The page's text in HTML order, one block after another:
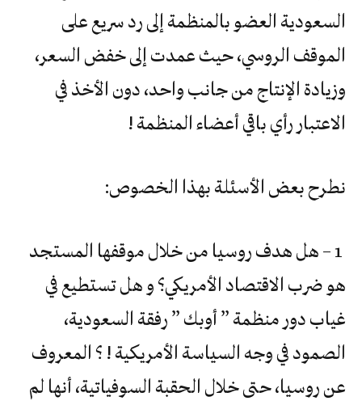
السعودية العضو بالمنظمة إلى رد سريع على
الموقف الروسي، حيث عمدت إلى خفض السعر،
وزيادة الإنتاج من جانب واحد، دون الأخذ في
الاعتبار رأي باقي أعضاء المنظمة !
نطرح بعض الأسئلة بهذا الخصوص:
1 – هل هدف روسيا من خلال موقفها المستجد
هو ضرب الاقتصاد الأمريكي؟ و هل تستطيع في
غياب دور منظمة ” أوبك ” رفقة السعودية،
الصمود في وجه السياسة الأمريكية ! ؟ المعروف
عن روسيا، حتى خلال الحقبة السوفياتية، أنها لم